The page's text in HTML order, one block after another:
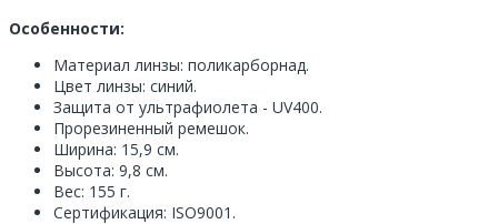
Особенности:
Материал линзы: поликарборнад.
Цвет линзы: синий.
Защита от ультрафиолета - UV400.
Прорезиненный ремешок.
Ширина: 15,9 см.
Высота: 9,8 см.
Вес: 155 г.
Сертификация: ISO9001.